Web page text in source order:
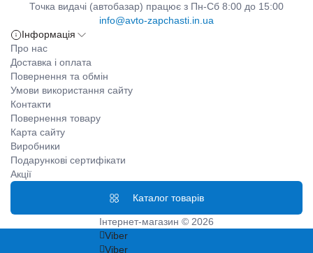
Точка видачі (автобазар) працює з Пн-Сб 8:00 до 15:00
info@avto-zapchasti.in.ua
Інформація
Про нас
Доставка і оплата
Повернення та обмін
Умови використання сайту
Контакти
Повернення товару
Карта сайту
Виробники
Подарункові сертифікати
Акції
Каталог товарів
Інтернет-магазин © 2026
Viber
Viber